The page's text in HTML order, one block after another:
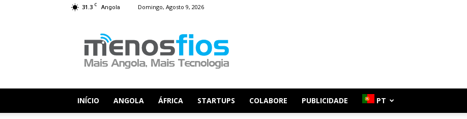
31.3 C Angola Domingo, Agosto 9, 2026
Fios
INÍCIO ANGOLA ÁFRICA STARTUPS COLABORE PUBLICIDADE PT